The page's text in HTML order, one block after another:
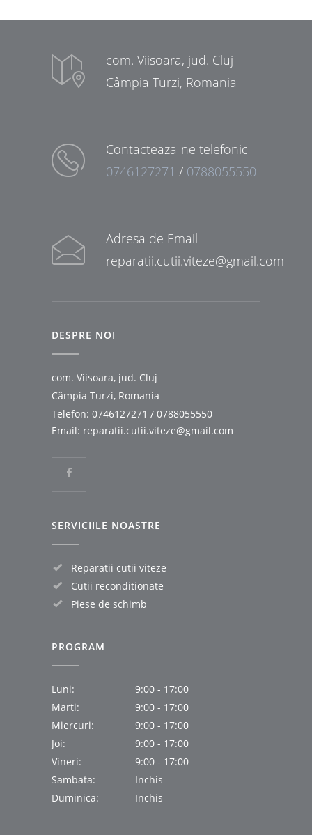
com. Viisoara, jud. Cluj
Câmpia Turzi, Romania
Contacteaza-ne telefonic
0746127271 / 0788055550
Adresa de Email
reparatii.cutii.viteze@gmail.com
DESPRE NOI
com. Viisoara, jud. Cluj
Câmpia Turzi, Romania
Telefon: 0746127271 / 0788055550
Email: reparatii.cutii.viteze@gmail.com
SERVICIILE NOASTRE
Reparatii cutii viteze
Cutii reconditionate
Piese de schimb
PROGRAM
Luni:
9:00 - 17:00
Marti:
9:00 - 17:00
Miercuri:
9:00 - 17:00
Joi:
9:00 - 17:00
Vineri:
9:00 - 17:00
Sambata:
Inchis
Duminica:
Inchis